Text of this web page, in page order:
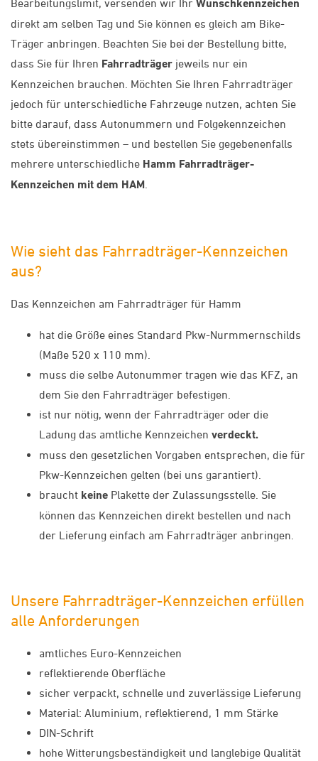
Bearbeitungslimit, versenden wir Ihr Wunschkennzeichen
direkt am selben Tag und Sie können es gleich am Bike-
Träger anbringen. Beachten Sie bei der Bestellung bitte,
dass Sie für Ihren Fahrradträger jeweils nur ein
Kennzeichen brauchen. Möchten Sie Ihren Fahrradträger
jedoch für unterschiedliche Fahrzeuge nutzen, achten Sie
bitte darauf, dass Autonummern und Folgekennzeichen
stets übereinstimmen – und bestellen Sie gegebenenfalls
mehrere unterschiedliche Hamm Fahrradträger-
Kennzeichen mit dem HAM
Wie sieht das Fahrradträger-Kennzeichen
aus?
Das Kennzeichen am Fahrradträger für Hamm
hat die Größe eines Standard Pkw-Nurmmernschilds
(Maße 520 x 110 mm).
muss die selbe Autonummer tragen wie das KFZ, an
dem Sie den Fahrradträger befestigen.
ist nur nötig, wenn der Fahrradträger oder die
Ladung das amtliche Kennzeichen verdeckt.
muss den gesetzlichen Vorgaben entsprechen, die für
Pkw-Kennzeichen gelten (bei uns garantiert).
braucht keine Plakette der Zulassungsstelle. Sie
können das Kennzeichen direkt bestellen und nach
der Lieferung einfach am Fahrradträger anbringen.
Unsere Fahrradträger-Kennzeichen erfüllen
alle Anforderungen
amtliches Euro-Kennzeichen
reflektierende Oberfläche
sicher verpackt, schnelle und zuverlässige Lieferung
Material: Aluminium, reflektierend, 1 mm Stärke
DIN-Schrift
hohe Witterungsbeständigkeit und langlebige Qualität